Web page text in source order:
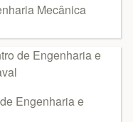
Mecânica
Engenharia e